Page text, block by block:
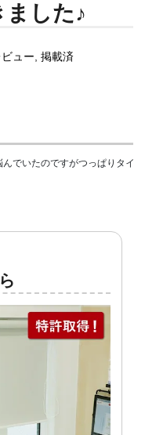
ました♪
ュー 掲載済
でいたのですがつっぱりタイ